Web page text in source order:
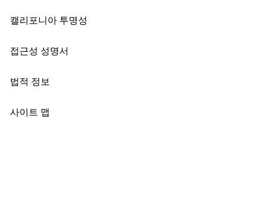
캘리포니아 투명성
접근성 성명서
법적 정보
사이트 맵